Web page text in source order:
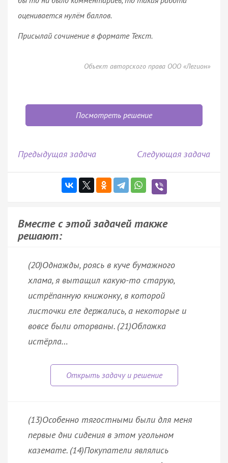
оценивается нулём баллов.
Присылай сочинение в формате Текст.
Объект авторского права ООО «Легион»
Посмотреть решение
Предыдущая задача Следующая задача
Вместе с этой задачей также
решают:
(20)Однажды, роясь в куче бумажного
хлама, я вытащил какую-то старую,
истрёпанную книжонку, в которой
листочки еле держались, а некоторые и
вовсе были оторваны. (21)Обложка
истёрла…
(13)Особенно тягостными были для меня
первые дни сидения в этом угольном
каземате. (14)Покупатели являлись